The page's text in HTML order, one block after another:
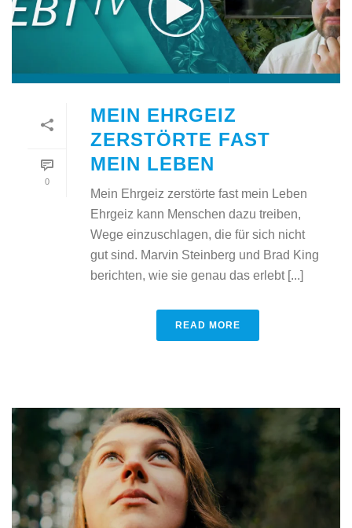
0
MEIN EHRGEIZ
ZERSTÖRTE FAST
MEIN LEBEN
Mein Ehrgeiz zerstörte fast mein Leben
Ehrgeiz kann Menschen dazu treiben,
Wege einzuschlagen, die für sich nicht
gut sind. Marvin Steinberg und Brad King
berichten, wie sie genau das erlebt [...]
READ MORE